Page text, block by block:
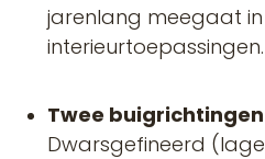
jarenlang meegaat
interieurtoepassingen.
Twee
Dwarsgefineerd (lage